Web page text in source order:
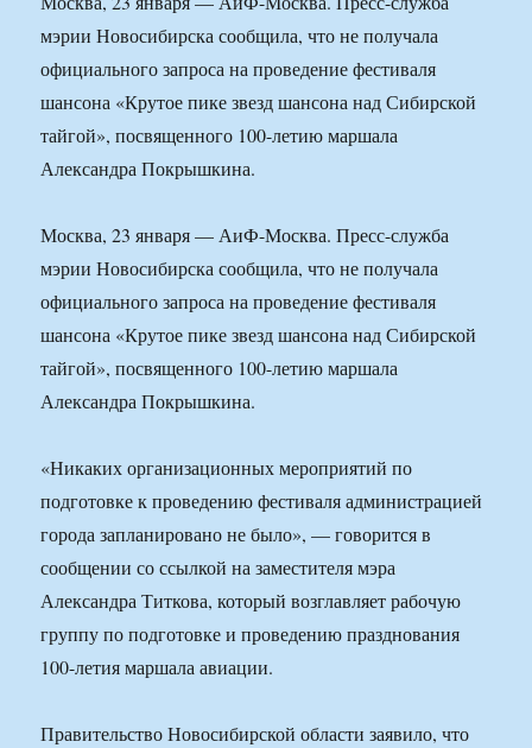
мэрии Новосибирска сообщила, что не получала
официального запроса на проведение фестиваля
шансона «Крутое пике звезд шансона над Сибирской
тайгой», посвященного 100-летию маршала
Александра Покрышкина.
Москва, 23 января — АиФ-Москва. Пресс-служба
мэрии Новосибирска сообщила, что не получала
официального запроса на проведение фестиваля
шансона «Крутое пике звезд шансона над Сибирской
тайгой», посвященного 100-летию маршала
Александра Покрышкина.
«Никаких организационных мероприятий по
подготовке к проведению фестиваля администрацией
города запланировано не было», — говорится в
сообщении со ссылкой на заместителя мэра
Александра Титкова, который возглавляет рабочую
группу по подготовке и проведению празднования
100-летия маршала авиации.
Правительство Новосибирской области заявило, что